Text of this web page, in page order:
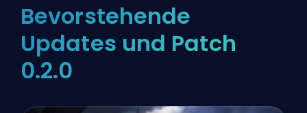
Bevorstehende
Updates und Patch
0.2.0